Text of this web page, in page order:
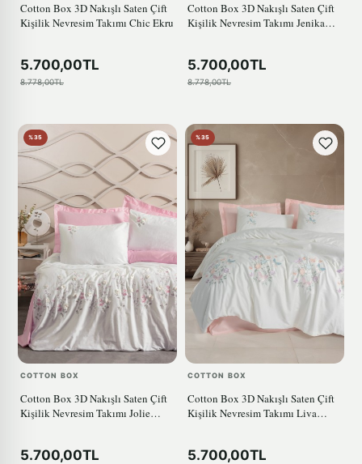
Cotton Box 3D Nakışlı Saten Çift
Kişilik Nevresim Takımı Chic Ekru
5.700,00TL
8.778,00TL
Cotton Box 3D Nakışlı Saten Çift
Kişilik Nevresim Takımı Jenika
5.700,00TL
8.778,00TL
%35
COTTON BOX
Cotton Box 3D Nakışlı Saten Çift
Kişilik Nevresim Takımı Jolie
5.700,00TL
%35
COTTON BOX
Cotton Box 3D Nakışlı Saten Çift
Kişilik Nevresim Takımı Liva
5.700,00TL